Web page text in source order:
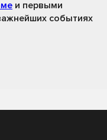
и первыми
событиях